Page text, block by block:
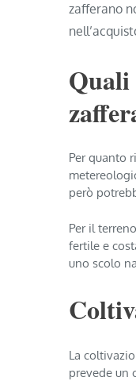
zafferano
Quali
Per quanto
però
Per il
fertile e
uno scolo
La
prevede un